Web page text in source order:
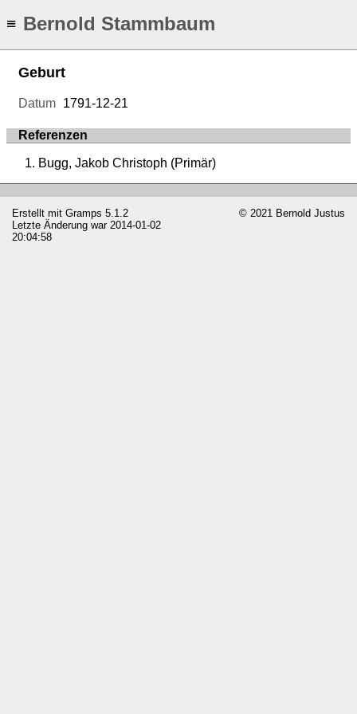
≡ Bernold Stammbaum
Geburt
Datum 1791-12-21
Referenzen
Bugg, Jakob Christoph (Primär)
Erstellt mit Gramps 5.1.2
Letzte Änderung war 2014-01-02
20:04:58
© 2021 Bernold Justus